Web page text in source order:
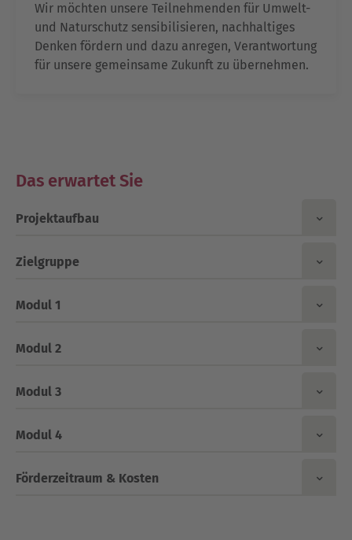
Wir möchten unsere Teilnehmenden für Umwelt-
und Naturschutz sensibilisieren, nachhaltiges
Denken fördern und dazu anregen, Verantwortung
für unsere gemeinsame Zukunft zu übernehmen.
Das erwartet Sie
Projektaufbau
Zielgruppe
Modul 1
Modul 2
Modul 3
Modul 4
Förderzeitraum & Kosten